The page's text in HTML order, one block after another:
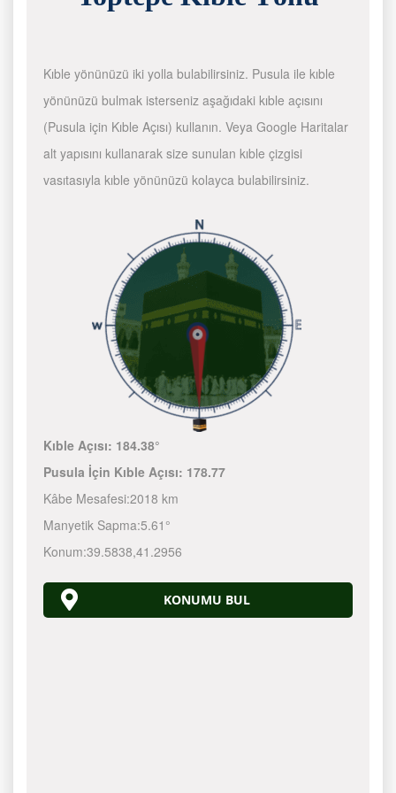
Kıble yönünüzü iki yolla bulabilirsiniz. Pusula ile kıble
yönünüzü bulmak isterseniz aşağıdaki kıble açısını
(Pusula için Kıble Açısı) kullanın. Veya Google Haritalar
alt yapısını kullanarak size sunulan kıble çizgisi
vasıtasıyla kıble yönünüzü kolayca bulabilirsiniz.
Kıble Açısı: 184.38°
Pusula İçin Kıble Açısı: 178.77
Kâbe Mesafesi:2018 km
Manyetik Sapma:5.61°
Konum:39.5838,41.2956
KONUMU BUL